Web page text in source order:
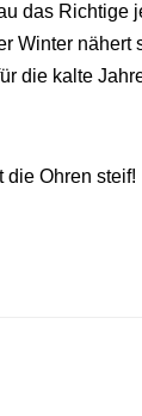
das Richtige
Winter
die kalte
die Ohren steif!